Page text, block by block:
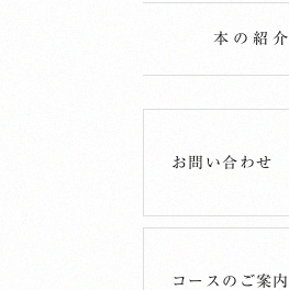
本の紹介
お問い合わせ
コースのご案内